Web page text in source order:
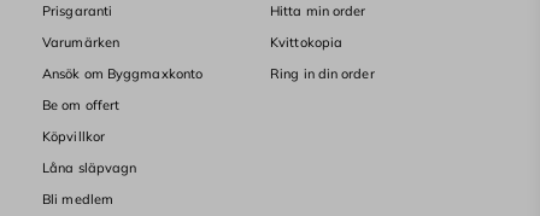
Prisgaranti
Varumärken
Ansök om Byggmaxkonto
Be om offert
Köpvillkor
Låna släpvagn
Bli medlem
Hitta min order
Kvittokopia
Ring in din order